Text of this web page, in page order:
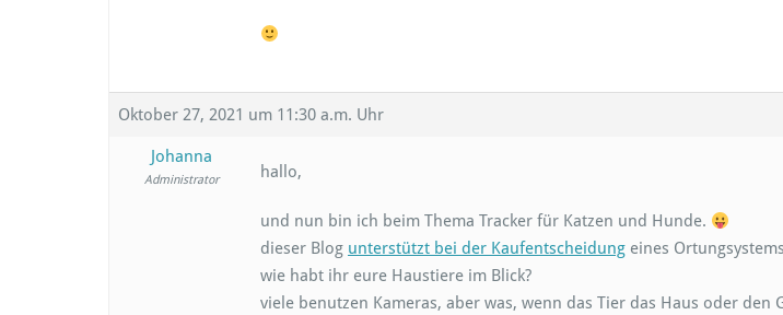
Oktober 27, 2021 um 11:30 a.m. Uhr
Johanna
Administrator hallo,
und nun bin ich beim Thema Tracker für Katzen und Hunde.
dieser Blog unterstützt bei der Kaufentscheidung eines
wie habt ihr eure Haustiere im Blick?
viele benutzen Kameras, aber was, wenn das Tier das Haus oder den